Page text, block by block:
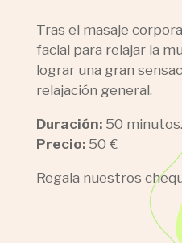
Tras el masaje
facial para relajar la
lograr una gran
relajación general.
Duración:50 minutos.
Precio:50 €
Regala nuestros